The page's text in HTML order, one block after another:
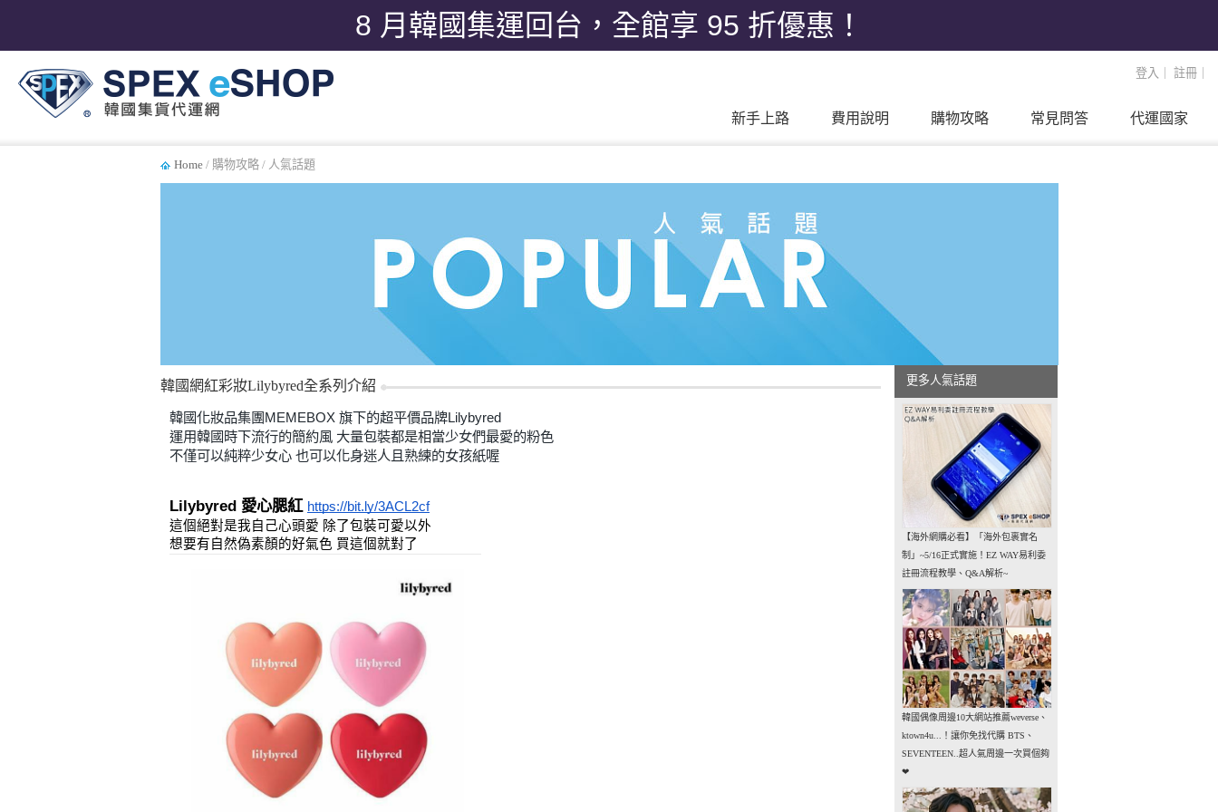
8 月韓國集運回台，全館享 95 折優惠！
登入 註冊
代運國家
常見問答
購物攻略
費用說明
新手上路
Home / 購物攻略 / 人氣話題
更多人氣話題
【海外網購必看】「海外包裹實名
制」~5/16正式實施！EZ WAY易利委
註冊流程教學、Q&A解析~
韓國偶像周邊10大網站推薦weverse、
ktown4u...！讓你免找代購 BTS、
SEVENTEEN..超人氣周邊一次買個夠
❤
韓國網紅彩妝Lilybyred全系列介紹
韓國化妝品集團MEMEBOX 旗下的超平價品牌Lilybyred
運用韓國時下流行的簡約風 大量包裝都是相當少女們最愛的粉色
不僅可以純粹少女心 也可以化身迷人且熟練的女孩紙喔
Lilybyred 愛心腮紅 https://bit.ly/3ACL2cf
這個絕對是我自己心頭愛 除了包裝可愛以外
想要有自然偽素顏的好氣色 買這個就對了